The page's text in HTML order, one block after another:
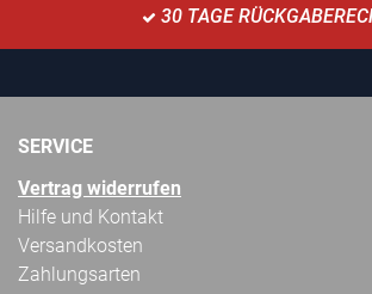
30 TAGE
SERVICE
Vertrag widerrufen
Hilfe und Kontakt
Versandkosten
Zahlungsarten